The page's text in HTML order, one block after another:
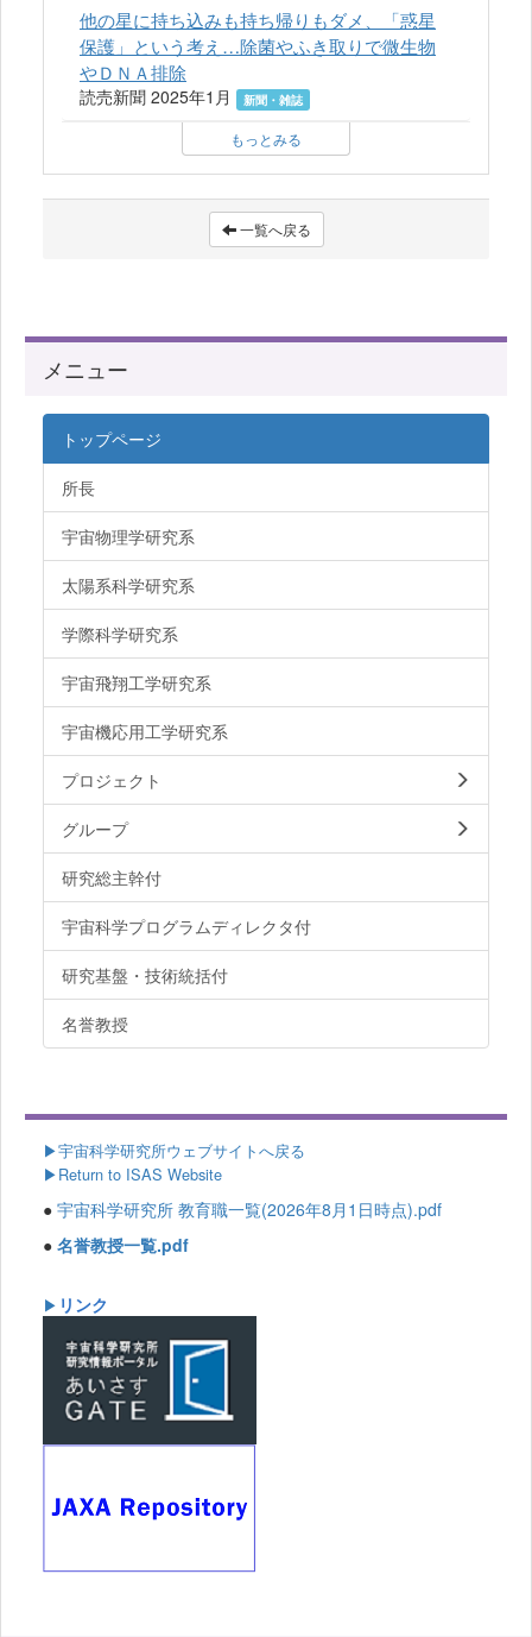
他の星に持ち込みも持ち帰りもダメ、「惑星
保護」という考え…除菌やふき取りで微生物
やＤＮＡ排除
読売新聞 2025年1月 新聞・雑誌
もっとみる
一覧へ戻る
メニュー
トップページ
所長
宇宙物理学研究系
太陽系科学研究系
学際科学研究系
宇宙飛翔工学研究系
宇宙機応用工学研究系
プロジェクト
グループ
研究総主幹付
宇宙科学プログラムディレクタ付
研究基盤・技術統括付
名誉教授
▶宇宙科学研究所ウェブサイトへ戻る
▶Return to ISAS Website
● 宇宙科学研究所 教育職一覧(2026年8月1日時点).pdf
● 名誉教授一覧.pdf
▶ リンク